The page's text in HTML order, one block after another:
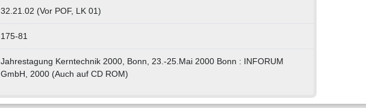
32.21.02 (Vor POF, LK 01)
175-81
Jahrestagung Kerntechnik 2000, Bonn, 23.-25.Mai 2000 Bonn : INFORUM
GmbH, 2000 (Auch auf CD ROM)